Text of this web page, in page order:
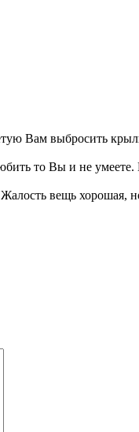
Вам выбросить
то Вы и не
вещь хорошая,